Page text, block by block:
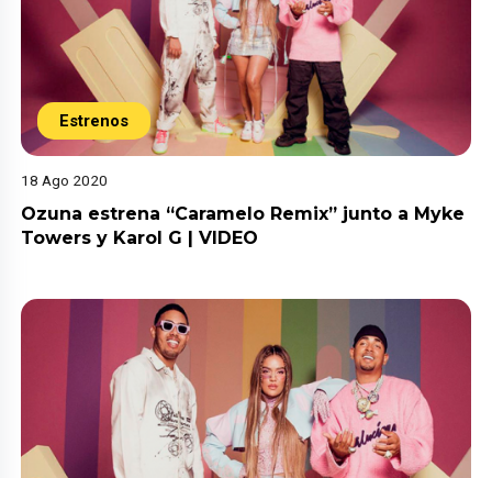
Estrenos
18 Ago 2020
Ozuna estrena “Caramelo Remix” junto a Myke
Towers y Karol G | VIDEO